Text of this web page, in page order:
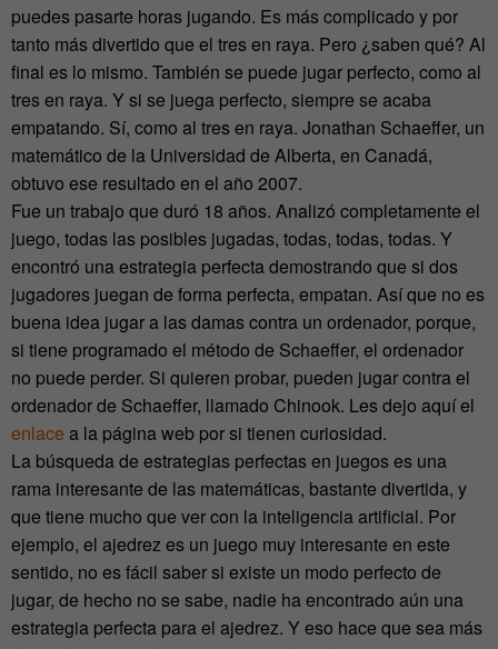
puedes pasarte horas jugando. Es más complicado y por
tanto más divertido que el tres en raya. Pero ¿saben qué? Al
final es lo mismo. También se puede jugar perfecto, como al
tres en raya. Y si se juega perfecto, siempre se acaba
empatando. Sí, como al tres en raya. Jonathan Schaeffer, un
matemático de la Universidad de Alberta, en Canadá,
obtuvo ese resultado en el año 2007.
Fue un trabajo que duró 18 años. Analizó completamente el
juego, todas las posibles jugadas, todas, todas, todas. Y
encontró una estrategia perfecta demostrando que si dos
jugadores juegan de forma perfecta, empatan. Así que no es
buena idea jugar a las damas contra un ordenador, porque,
si tiene programado el método de Schaeffer, el ordenador
no puede perder. Si quieren probar, pueden jugar contra el
ordenador de Schaeffer, llamado Chinook. Les dejo aquí el
enlace a la página web por si tienen curiosidad.
La búsqueda de estrategias perfectas en juegos es una
rama interesante de las matemáticas, bastante divertida, y
que tiene mucho que ver con la inteligencia artificial. Por
ejemplo, el ajedrez es un juego muy interesante en este
sentido, no es fácil saber si existe un modo perfecto de
jugar, de hecho no se sabe, nadie ha encontrado aún una
estrategia perfecta para el ajedrez. Y eso hace que sea más